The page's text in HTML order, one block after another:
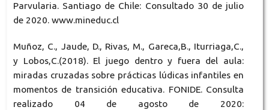
Parvularia. Santiago de Chile: Consultado 30 de julio
de 2020. www.mineduc.cl
Muñoz, C., Jaude, D., Rivas, M., Gareca,B., Iturriaga,C.,
y Lobos,C.(2018). El juego dentro y fuera del aula:
miradas cruzadas sobre prácticas lúdicas infantiles en
momentos de transición educativa. FONIDE. Consulta
realizado 04 de agosto de 2020: